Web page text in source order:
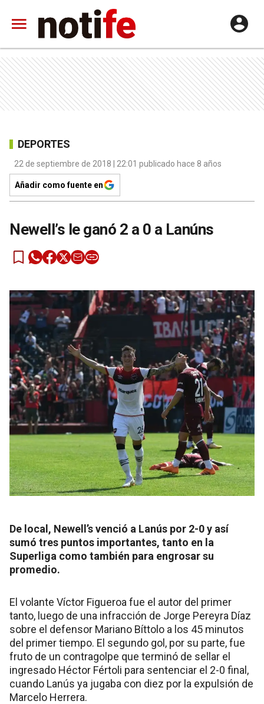
DEPORTES
22 de septiembre de 2018 | 22:01 publicado hace 8 años
Añadir como fuente en
Newell’s le ganó 2 a 0 a Lanúns
De local, Newell’s venció a Lanús por 2-0 y así
sumó tres puntos importantes, tanto en la
Superliga como también para engrosar su
promedio.
El volante Víctor Figueroa fue el autor del primer
tanto, luego de una infracción de Jorge Pereyra Díaz
sobre el defensor Mariano Bíttolo a los 45 minutos
del primer tiempo. El segundo gol, por su parte, fue
fruto de un contragolpe que terminó de sellar el
ingresado Héctor Fértoli para sentenciar el 2-0 final,
cuando Lanús ya jugaba con diez por la expulsión de
Marcelo Herrera.